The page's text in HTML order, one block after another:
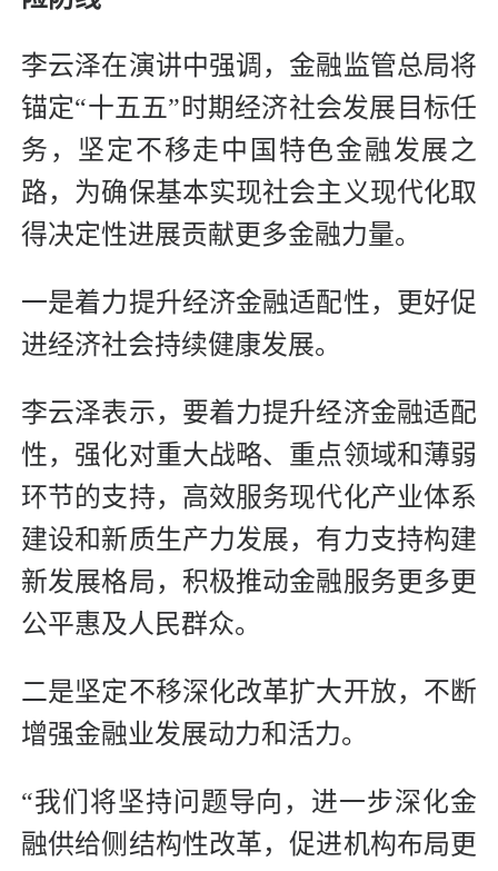
李云泽在演讲中强调，金融监管总局将
锚定“十五五”时期经济社会发展目标任
务，坚定不移走中国特色金融发展之
路，为确保基本实现社会主义现代化取
得决定性进展贡献更多金融力量。
一是着力提升经济金融适配性，更好促
进经济社会持续健康发展。
李云泽表示，要着力提升经济金融适配
性，强化对重大战略、重点领域和薄弱
环节的支持，高效服务现代化产业体系
建设和新质生产力发展，有力支持构建
新发展格局，积极推动金融服务更多更
公平惠及人民群众。
二是坚定不移深化改革扩大开放，不断
增强金融业发展动力和活力。
“我们将坚持问题导向，进一步深化金
融供给侧结构性改革，促进机构布局更